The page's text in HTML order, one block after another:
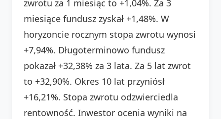
zwrotu za 1 miesiąc to +1,04%. Za 3
miesiące fundusz zyskał +1,48%. W
horyzoncie rocznym stopa zwrotu wynosi
+7,94%. Długoterminowo fundusz
pokazał +32,38% za 3 lata. Za 5 lat zwrot
to +32,90%. Okres 10 lat przyniósł
+16,21%. Stopa zwrotu odzwierciedla
rentowność. Inwestor ocenia wyniki na